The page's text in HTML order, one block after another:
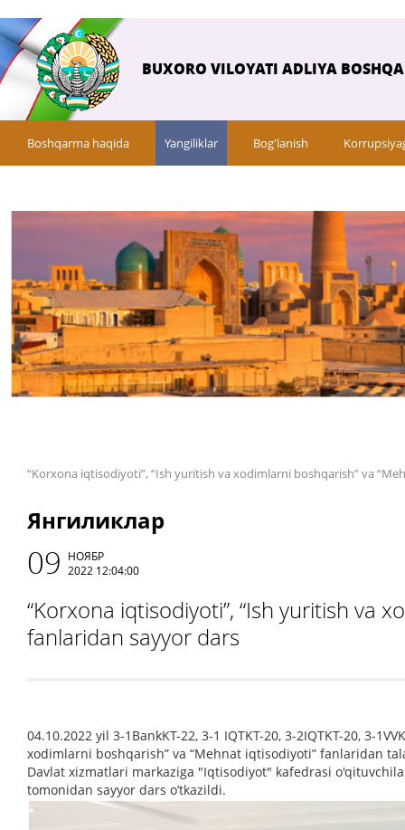
BUXORO VILOYATI ADLIYA
Boshqarma haqida Yangiliklar Bog'lanish
“Korxona iqtisodiyoti”, “Ish yuritish va xodimlarni boshqarish” va
Янгиликлар
09 НОЯБР
2022 12:04:00
“Korxona iqtisodiyoti”, “Ish yuritish va
fanlaridan sayyor dars
04.10.2022 yil 3-1BankKT-22, 3-1 IQTKT-20, 3-2IQTKT-20, 3-
xodimlarni boshqarish” va “Mehnat iqtisodiyoti” fanlaridan
Davlat xizmatlari markaziga "Iqtisodiyot" kafedrasi
tomonidan sayyor dars o’tkazildi.